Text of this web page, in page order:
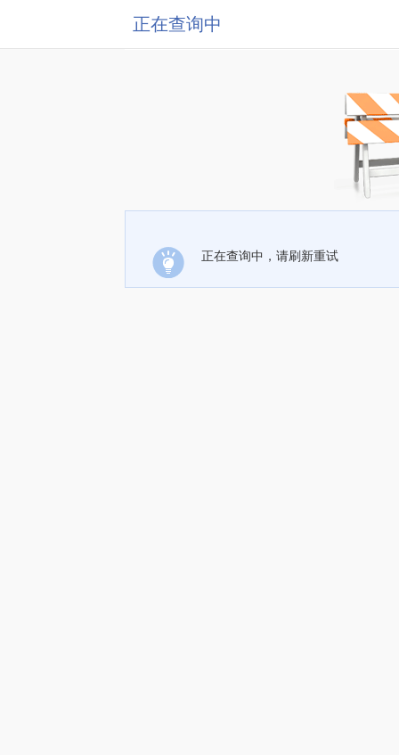
正在查询中
正在查询中，请刷新重试